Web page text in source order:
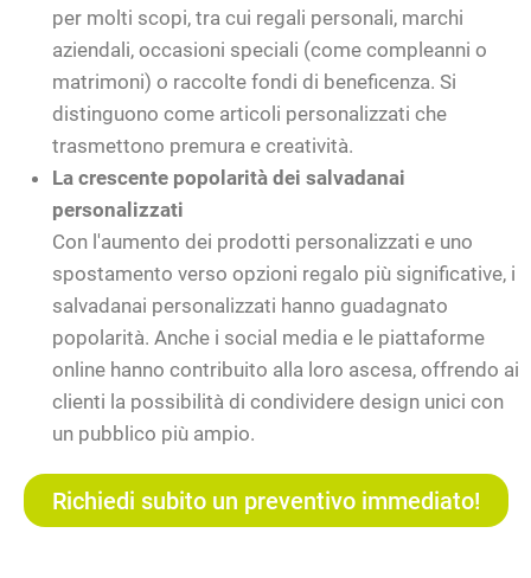
per molti scopi, tra cui regali personali, marchi
aziendali, occasioni speciali (come compleanni o
matrimoni) o raccolte fondi di beneficenza. Si
distinguono come articoli personalizzati che
trasmettono premura e creatività.
La crescente popolarità dei salvadanai
personalizzati
Con l'aumento dei prodotti personalizzati e uno
spostamento verso opzioni regalo più significative, i
salvadanai personalizzati hanno guadagnato
popolarità. Anche i social media e le piattaforme
online hanno contribuito alla loro ascesa, offrendo ai
clienti la possibilità di condividere design unici con
un pubblico più ampio.
Richiedi subito un preventivo immediato!